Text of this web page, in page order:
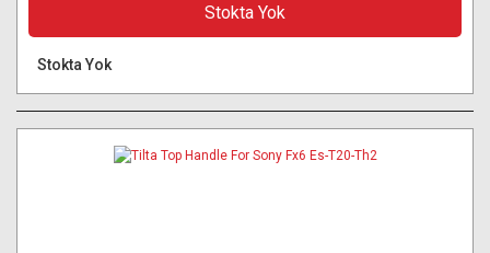
Stokta Yok
Stokta Yok